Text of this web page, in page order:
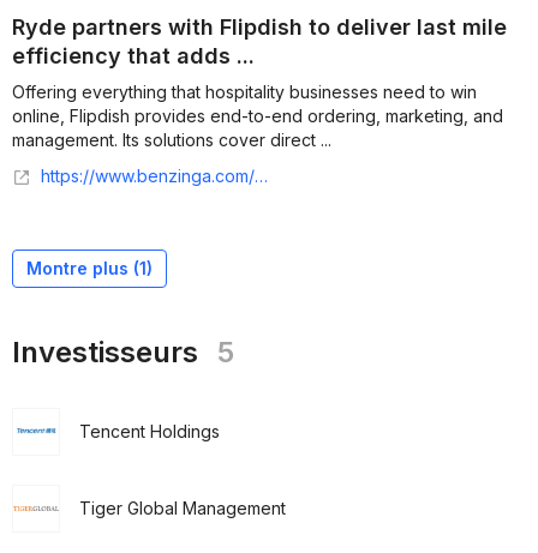
Ryde partners with Flipdish to deliver last mile
efficiency that adds ...
Offering everything that hospitality businesses need to win
online, Flipdish provides end-to-end ordering, marketing, and
management. Its solutions cover direct ...
https://www.benzinga.com/pressreleases/22/01/ab25194487/ryde-partners-with-flipdish-to-deliver-last-mile-efficiency-that-adds-value-for-horeca-customers
Montre plus (1)
Investisseurs 5
Tencent Holdings
Tiger Global Management